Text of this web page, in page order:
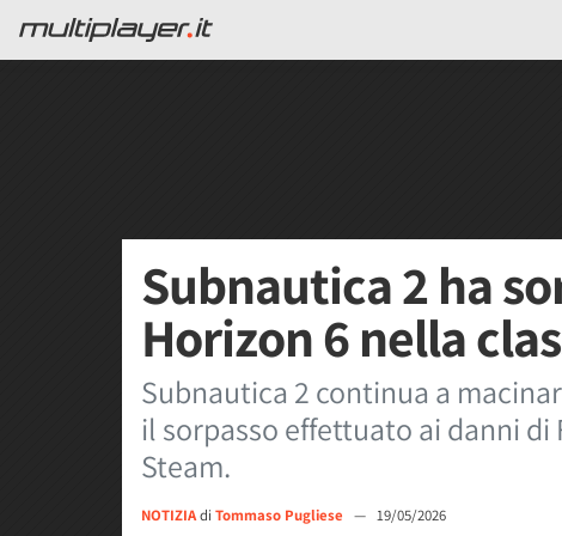
Subnautica 2 ha
Horizon 6 nella
Subnautica 2 continua a
il sorpasso effettuato ai danni
Steam.
NOTIZIAdi Tommaso Pugliese — 19/05/2026